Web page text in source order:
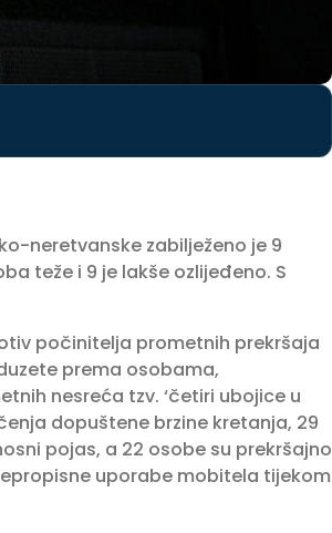
neretvanske zabilježeno je 9
teže i 9 je lakše ozlijeđeno. S
počinitelja prometnih prekršaja
prema osobama,
nesreća tzv. ‘četiri ubojice u
dopuštene brzine kretanja, 29
pojas, a 22 osobe su prekršajno
uporabe mobitela tijekom